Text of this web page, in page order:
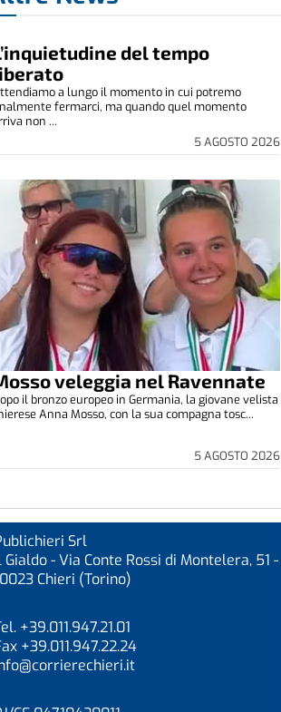
del tempo
5 AGOSTO 2026
a lungo il momento in cui potremo
fermarci, ma quando quel momento
non ...
veleggia nel Ravennate
5 AGOSTO 2026
il bronzo europeo in Germania, la giovane velista
Anna Mosso, con la sua compagna tosc...
Srl
Gialdo - Via Conte Rossi di Montelera, 51 -
Chieri (Torino)
+39.011.947.21.01
+39.011.947.22.24